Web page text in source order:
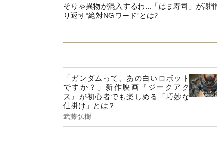
そりゃ異物が混入するわ...「はま寿司」が謝
り返す“絶対NGワード”とは?
「ガンダムって、あの白いロボット
ですか？」新作映画『ジークアク
ス』が初心者でも楽しめる「巧妙な
仕掛け」とは？
武藤弘樹